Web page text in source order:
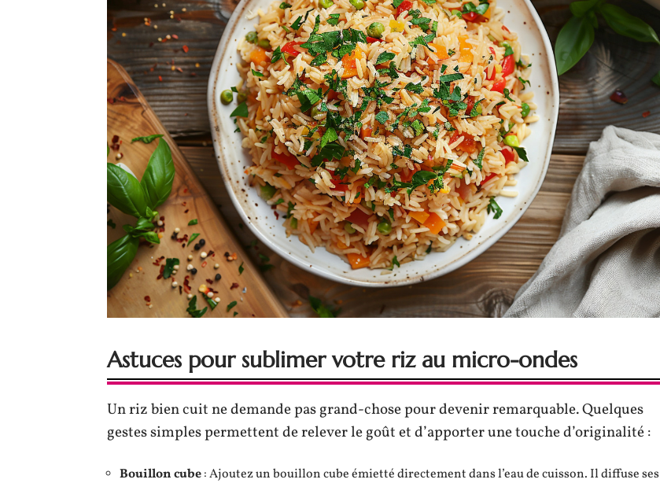
Astuces pour sublimer votre riz au micro-ondes
Un riz bien cuit ne demande pas grand-chose pour devenir remarquable. Quelques
gestes simples permettent de relever le goût et d’apporter une touche d’originalité :
Bouillon cube: Ajoutez un bouillon cube émietté directement dans l’eau de cuisson. Il diffuse ses